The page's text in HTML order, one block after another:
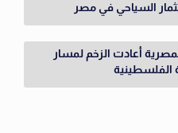
السياحي في مصر
أعادت الزخم لمسار
الفلسطينية